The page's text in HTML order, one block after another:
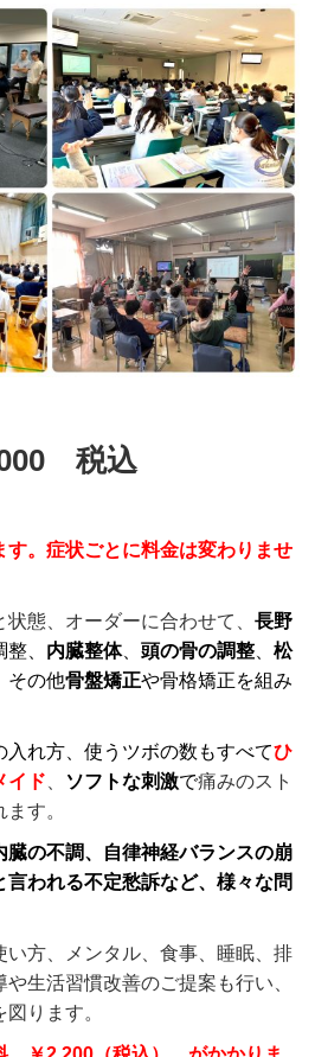
税込
す。症状ごとに料金は変わりませ
状態、オーダーに合わせて、長野
、 内臓整体、頭の骨の調整 、松
その他骨盤矯正や骨格矯正を組み
入れ方、使うツボの数もすべてひ
イド
ソフトな刺激で痛みのスト
す。
臓の不調、自律神経バランスの崩
われる不定愁訴など、様々な問
い方、メンタル、食事、睡眠、排
生活習慣改善のご提案も行い、
図ります。